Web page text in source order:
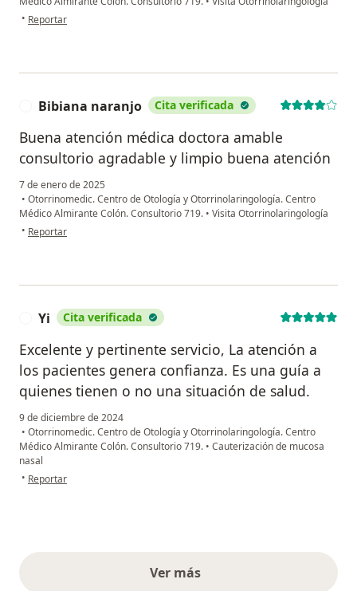
• en opinión del usuario Johan
Reportar
Bibiana naranjo Cita verificada
Buena atención médica doctora amable
consultorio agradable y limpio buena atención
7 de enero de 2025
• Otorrinomedic. Centro de Otología y Otorrinolaringología. Centro
Médico Almirante Colón. Consultorio 719. • Visita Otorrinolaringología
• en opinión del usuario Bibiana naranjo
Reportar
Yi Cita verificada
Excelente y pertinente servicio, La atención a
los pacientes genera confianza. Es una guía a
quienes tienen o no una situación de salud.
9 de diciembre de 2024
• Otorrinomedic. Centro de Otología y Otorrinolaringología. Centro
Médico Almirante Colón. Consultorio 719. • Cauterización de mucosa
nasal
• en opinión del usuario Yi
Reportar
Ver másopiniones anteriores